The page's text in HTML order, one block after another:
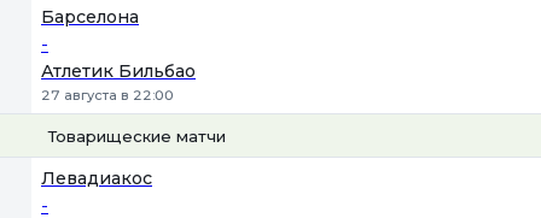
Барселона
-
Атлетик Бильбао
27 августа в 22:00
Товарищеские матчи
Левадиакос
-